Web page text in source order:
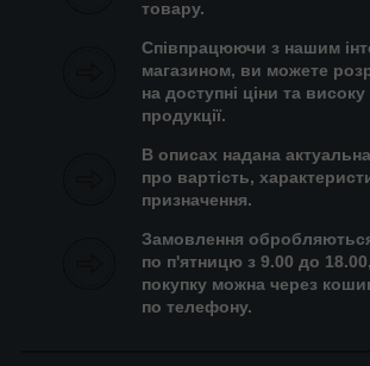
товару.
Співпрацюючи з нашим
магазином, ви можете
на доступні ціни та високу
продукції.
В описах надана
про вартість,
призначення.
Замовлення
по п'ятницю з 9.00 до
покупку можна через
по телефону.